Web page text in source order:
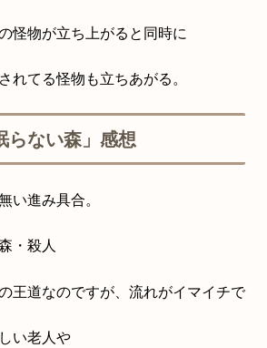
怪物が立ち上がると同時に
れてる怪物も立ちあがる。
らない森」感想
い進み具合。
・殺人
王道なのですが、流れがイマイチで
い老人や